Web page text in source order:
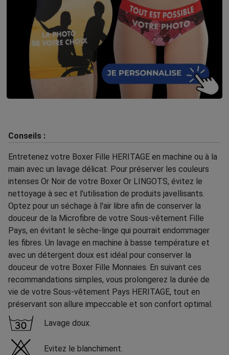
Conseils :
Entretenez votre Boxer Fille HERITAGE en machine ou à la
main avec un lavage délicat. Pour préserver les couleurs
intenses Or Noir de votre Boxer Or LINGOTS, évitez le
nettoyage à sec et l'utilisation de produits javellisants.
Optez pour un séchage à l'air libre afin de conserver la
douceur de la Microfibre de votre Sous-vêtement Fille
Pays, en évitant le sèche-linge qui pourrait endommager
les fibres. Un lavage en machine à basse température et
avec un détergent doux est idéal pour conserver la
douceur de votre Boxer Fille Monnaies. En suivant ces
recommandations simples, vous prolongerez la durée de
vie de votre Sous-vêtement Pays HERITAGE, tout en
préservant son allure impeccable et son confort optimal.
Lavage doux.
Evitez le blanchiment.